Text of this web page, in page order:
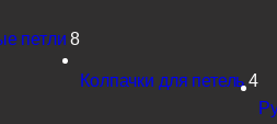
петли 8
Колпачки для петель 4